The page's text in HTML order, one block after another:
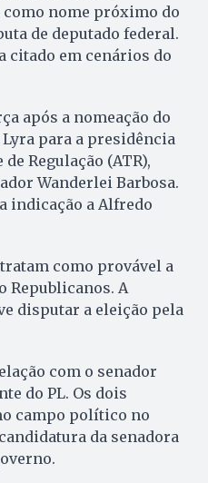
nome próximo do
de deputado federal.
citado em cenários do
após a nomeação do
para a presidência
Regulação (ATR),
Wanderlei Barbosa.
indicação a Alfredo
como provável a
Republicanos. A
disputar a eleição pela
com o senador
do PL. Os dois
campo político no
da senadora